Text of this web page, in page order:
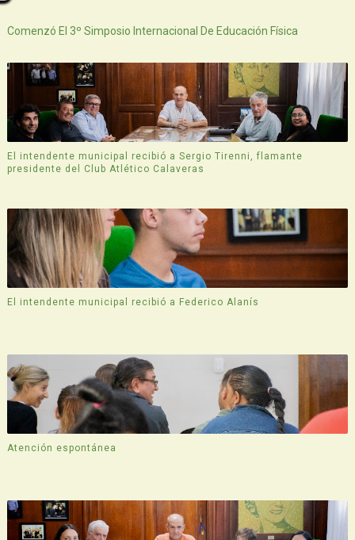
Siguiente
Comenzó El 3º Simposio Internacional De Educación Física
El intendente municipal recibió a Sergio Tirenni, flamante
presidente del Club Atlético Calaveras
El intendente municipal recibió a Federico Alanís
Atención espontánea